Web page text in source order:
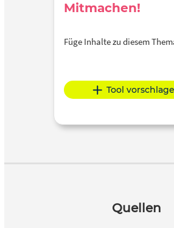
Mitmachen!
Füge Inhalte zu diesem
Tool
Quellen